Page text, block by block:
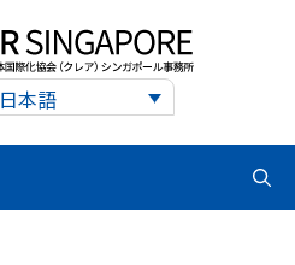
日本語